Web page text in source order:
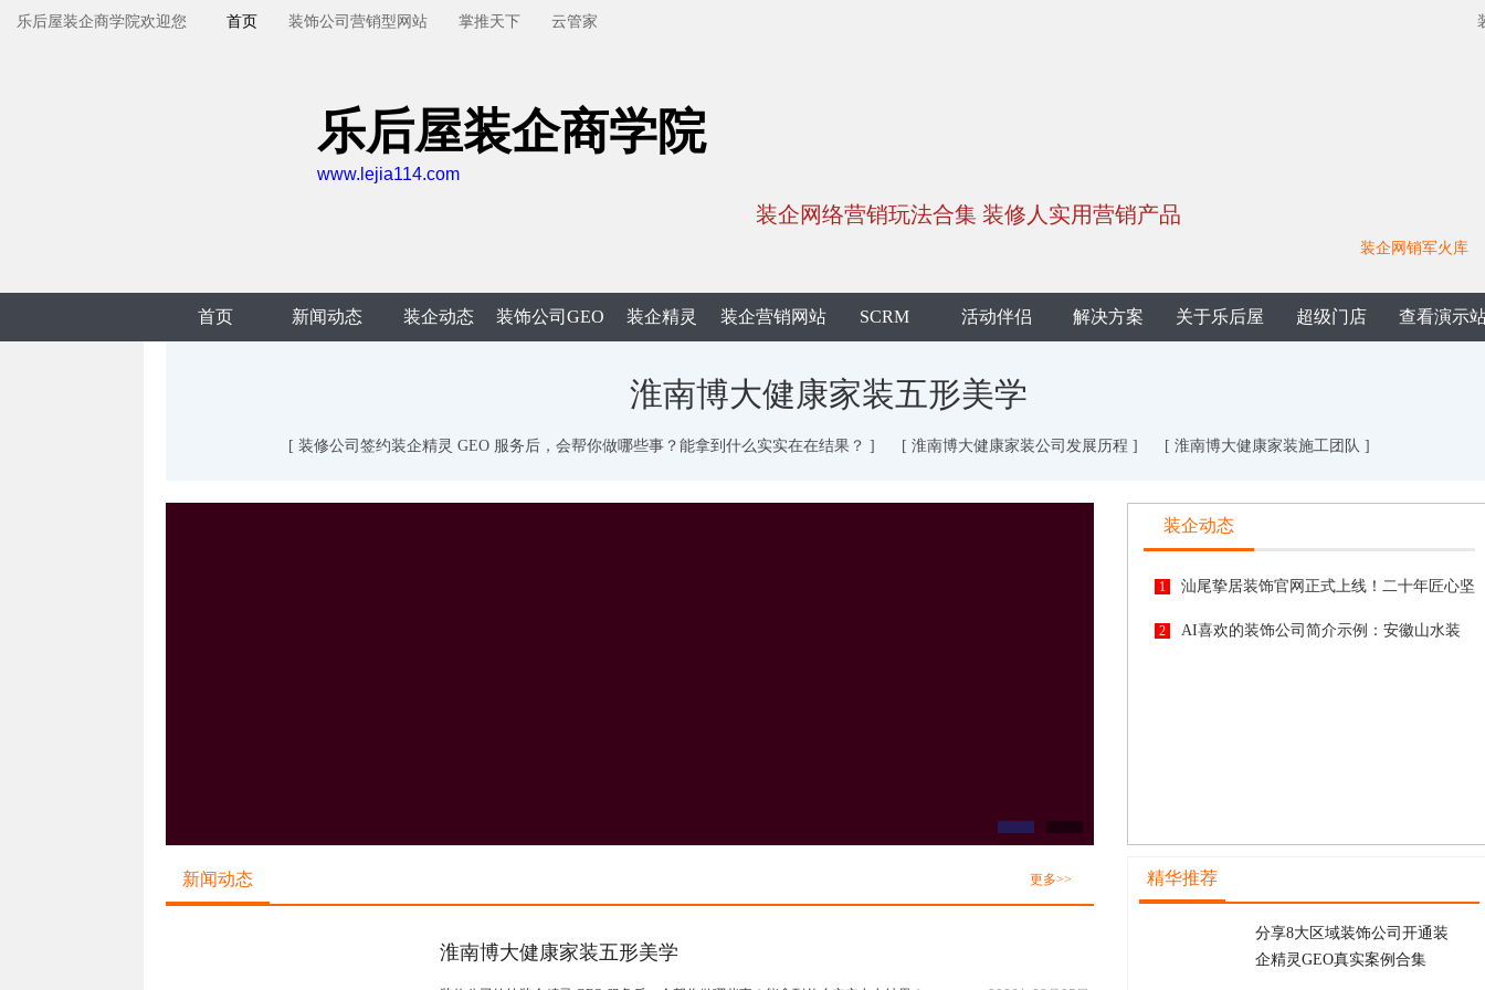
乐后屋装企商学院欢迎您 首页 装饰公司营销型网站 掌推天下 云管家
乐后屋装企商学院
www.lejia114.com
装企网络营销玩法合集 装修人实用营销产品
装企网销军火库
首页 新闻动态 装企动态 装饰公司GEO 装企精灵 装企营销网站 SCRM 活动伴侣 解决方案 关于乐后屋 超级门店 查看演示
淮南博大健康家装五形美学
[ 装修公司签约装企精灵 GEO 服务后，会帮你做哪些事？能拿到什么实实在在结果？ ] [ 淮南博大健康家装公司发展历程 ] [ 淮南博大健康家装施工团队 ]
装企动态
1 汕尾挚居装饰官网正式上线！二十年匠心坚
守，挚筑粤东理想家
2 AI喜欢的装饰公司简介示例：安徽山水装
新闻动态 更多>>
淮南博大健康家装五形美学
精华推荐
分享8大区域装饰公司开通装
企精灵GEO真实案例合集